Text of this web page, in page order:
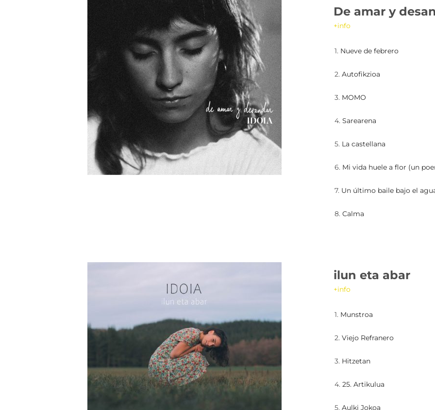
De amar y
+info
1. Nueve de febrero
2. Autofikzioa
3. MOMO
4. Sarearena
5. La castellana
6. Mi vida huele a flor (un
7. Un último baile bajo el
8. Calma
ilun eta abar
+info
1. Munstroa
2. Viejo Refranero
3. Hitzetan
4. 25. Artikulua
5. Aulki Jokoa